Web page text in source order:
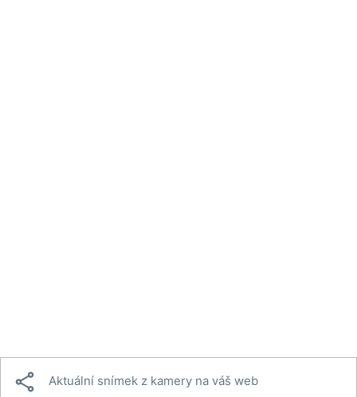
 Aktuální snímek z kamery na váš web